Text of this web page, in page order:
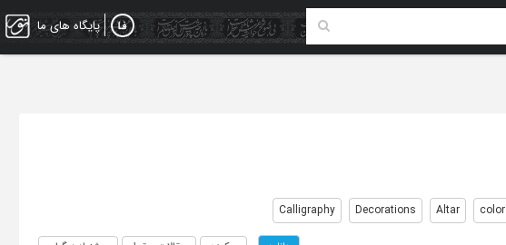
پایگاه های ما
color
Altar
Decorations
Calligraphy